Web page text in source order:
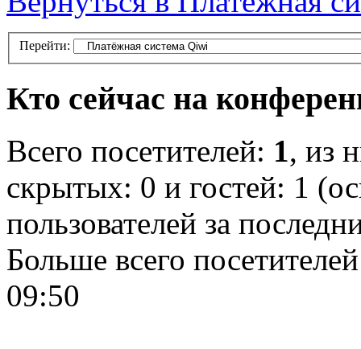
Перейти:
Кто сейчас на
Всего посетителей: 1, из
скрытых: 0 и гостей: 1
пользователей за
Больше всего
09:50